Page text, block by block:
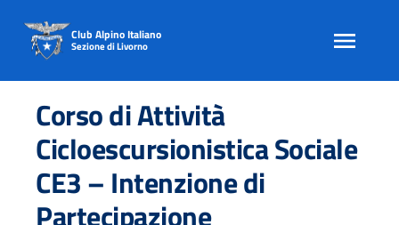
content
Club Alpino Italiano
Sezione di Livorno
Corso di Attività
Cicloescursionistica Sociale
CE3 – Intenzione di
Partecipazione